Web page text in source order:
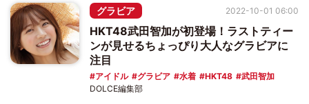
グラビア
HKT48武田智加が初登場！ラストティー
ンが見せるちょっぴり大人なグラビアに
注目
アイドル グラビア 水着 HKT48 武田智加
2022-10-01 06:00
DOLCE編集部